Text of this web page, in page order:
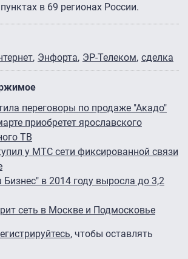
в 69 регионах России.
Энфорта ЭР-Телеком сделка
переговоры по продаже "Акадо"
приобретет ярославского
ТВ
у МТС сети фиксированной связи
в 2014 году выросла до 3,2
сеть в Москве и Подмосковье
, чтобы оставлять